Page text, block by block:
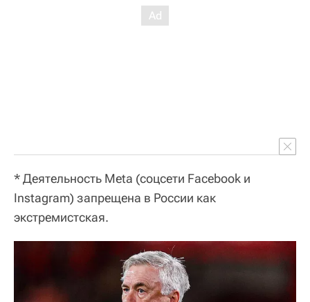
* Деятельность Meta (соцсети Facebook и
Instagram) запрещена в России как
экстремистская.